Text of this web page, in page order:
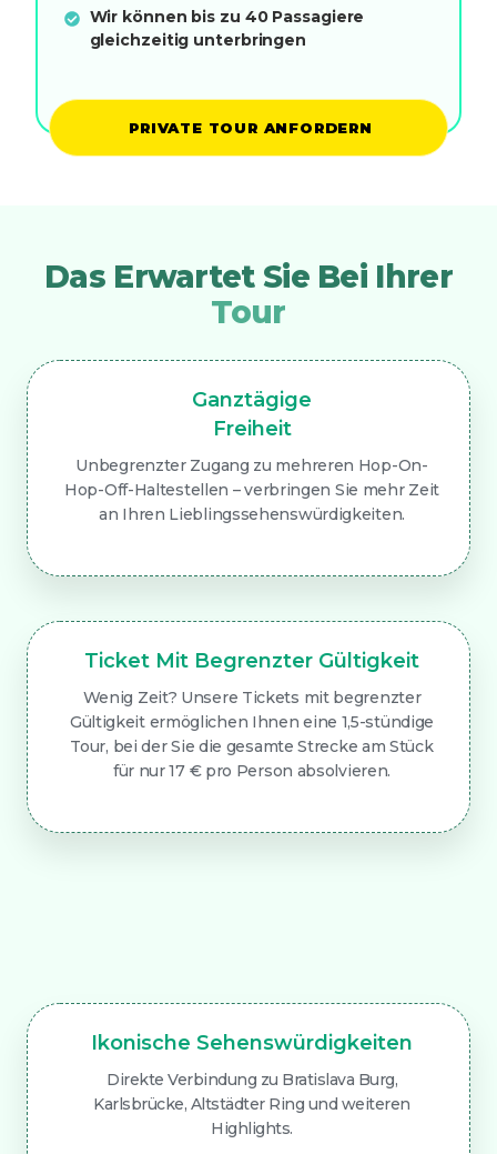
Wir können bis zu 40 Passagiere
gleichzeitig unterbringen
PRIVATE TOUR ANFORDERN
Das Erwartet Sie Bei Ihrer
Tour
Ganztägige
Freiheit
Unbegrenzter Zugang zu mehreren Hop-On-
Hop-Off-Haltestellen – verbringen Sie mehr Zeit
an Ihren Lieblingssehenswürdigkeiten.
Ticket Mit Begrenzter Gültigkeit
Wenig Zeit? Unsere Tickets mit begrenzter
Gültigkeit ermöglichen Ihnen eine 1,5-stündige
Tour, bei der Sie die gesamte Strecke am Stück
für nur 17 € pro Person absolvieren.
Ikonische Sehenswürdigkeiten
Direkte Verbindung zu Bratislava Burg,
Karlsbrücke, Altstädter Ring und weiteren
Highlights.